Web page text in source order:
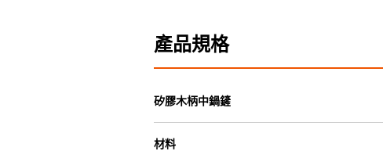
產品規格
矽膠木柄中鍋鏟
材料